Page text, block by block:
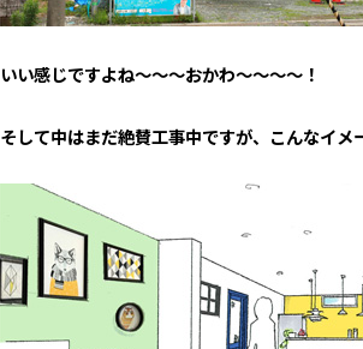
いい感じですよね～～～おかわ～～～～！
そして中はまだ絶賛工事中ですが、こんなイメ